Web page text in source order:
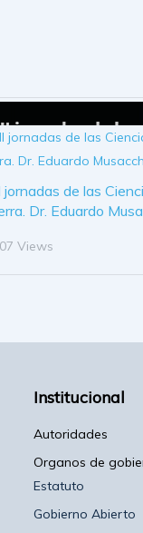
jornadas de las
Dr. Eduardo
Views
Institucional
Autoridades
Organos de
Estatuto
Gobierno Abierto